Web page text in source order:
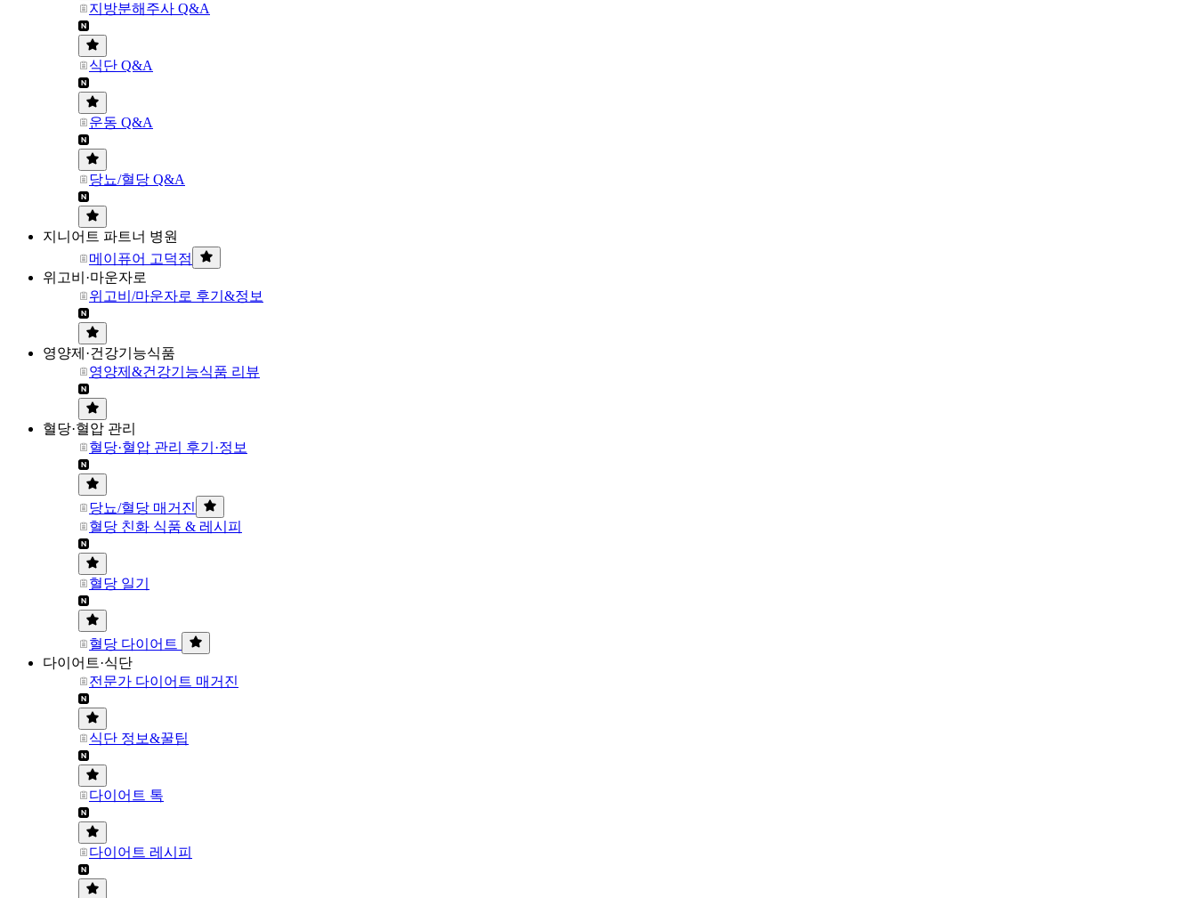
지방분해주사 Q&A
식단 Q&A
운동 Q&A
당뇨/혈당 Q&A
지니어트 파트너 병원
메이퓨어 고덕점
위고비·마운자로
위고비/마운자로 후기&정보
영양제·건강기능식품
영양제&건강기능식품 리뷰
혈당·혈압 관리
혈당·혈압 관리 후기·정보
당뇨/혈당 매거진
혈당 친화 식품 & 레시피
혈당 일기
혈당 다이어트
다이어트·식단
전문가 다이어트 매거진
식단 정보&꿀팁
다이어트 톡
다이어트 레시피